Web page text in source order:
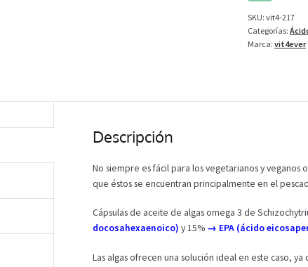
u
r
e
r
e
s
t
j
SKU: vit4-217
Categorías:
Marca: vit4ever
Descripción
No siempre es fácil para los vegetarianos y veganos
que éstos se encuentran principalmente en el
Cápsulas de aceite de algas omega 3 de
docosahexaenoico) y 15% → EPA (ácido
Las algas ofrecen una solución ideal en este caso, ya